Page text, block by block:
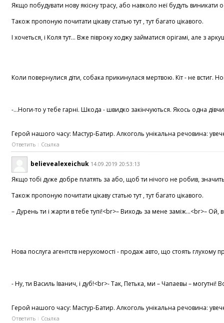
Якщо побудувати нову якісну трасу, або навколо неї будуть
Також пропоную почитати цікаву статью тут , тут багато цікавого.
І хочеться, і Коля тут... Вже півроку ходжу займатися орігамі, але
Коли повернулися діти, собака прикинулася мертвою. Кіт - не встиг.
-...Ноги-то у тебе гарні. Шкода - швидко закінчуються. Якось одна
Герой нашого часу: Мастур-Батир. Алкоголь унікальна речовина:
Ответить Ссылка
believealexeichuk 14.09.2019 20:53:13
Якщо тобі дуже добре платять за або, щоб ти нічого не робив,
Також пропоную почитати цікаву статью тут , тут багато цікавого.
– Дурень ти і жарти в тебе тупі!<br>– Виходь за мене заміж...<br>–
Нова послуга агентств нерухомості - продаж авто, що стоять глухому
- Ну, ти Василь Іванич, і дуб!<br>- Так, Петька, ми – Чапаевы –
Герой нашого часу: Мастур-Батир. Алкоголь унікальна речовина:
Ответить Ссылка